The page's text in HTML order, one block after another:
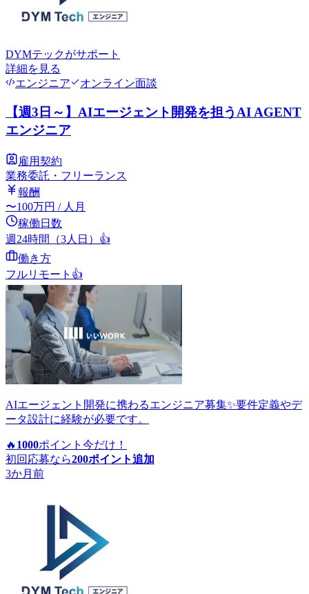
DYMテックがサポート
詳細を見る
エンジニア
オンライン面談
【週3日～】AIエージェント開発を担うAI AGENT
エンジニア
雇用契約
業務委託・フリーランス
報酬
〜100万円 / 人月
稼働日数
週24時間（3人日） 👍
働き方
フルリモート 👍
AIエージェント開発に携わるエンジニア募集✨要件定義やデ
ータ設計に経験が必要です。
🔥 1000ポイント 今だけ！
初回応募なら200ポイント追加
3か月前